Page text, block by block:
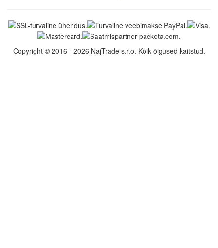
Copyright © 2016 - 2026 NajTrade s.r.o. Kõik õigused kaitstud.